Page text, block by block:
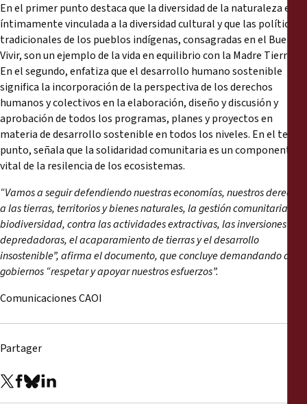
En el primer punto destaca que la diversidad de la naturaleza está
íntimamente vinculada a la diversidad cultural y que las políticas
tradicionales de los pueblos indígenas, consagradas en el Buen
Vivir, son un ejemplo de la vida en equilibrio con la Madre Tierra.
En el segundo, enfatiza que el desarrollo humano sostenible
significa la incorporación de la perspectiva de los derechos
humanos y colectivos en la elaboración, diseño y discusión y
aprobación de todos los programas, planes y proyectos en
materia de desarrollo sostenible en todos los niveles. En el tercer
punto, señala que la solidaridad comunitaria es un componente
vital de la resilencia de los ecosistemas.
“Vamos a seguir defendiendo nuestras economías, nuestros derechos
a las tierras, territorios y bienes naturales, la gestión comunitaria y la
biodiversidad, contra las actividades extractivas, las inversiones
depredadoras, el acaparamiento de tierras y el desarrollo
insostenible”, afirma el documento, que concluye demandando a los
gobiernos “respetar y apoyar nuestros esfuerzos”.
Comunicaciones CAOI
Partager